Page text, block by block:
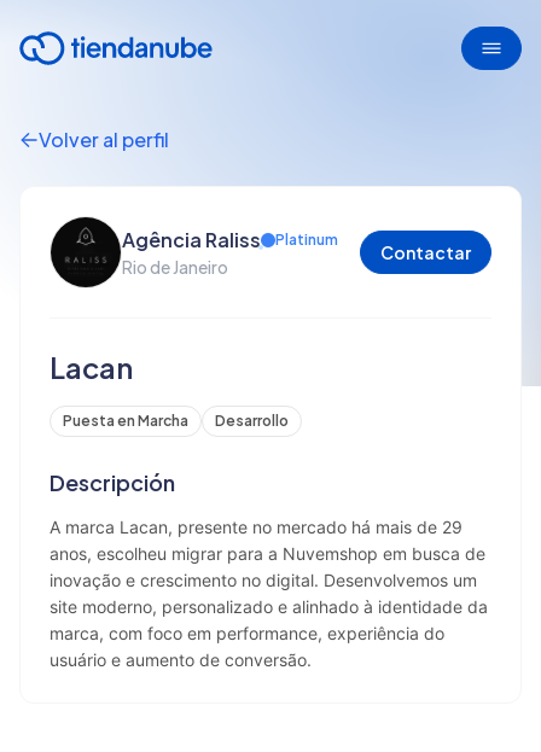
Volver al perfil
Agência Raliss Platinum
Rio de Janeiro
Contactar
Lacan
Puesta en Marcha Desarrollo
Descripción
A marca Lacan, presente no mercado há mais de 29
anos, escolheu migrar para a Nuvemshop em busca de
inovação e crescimento no digital. Desenvolvemos um
site moderno, personalizado e alinhado à identidade da
marca, com foco em performance, experiência do
usuário e aumento de conversão.